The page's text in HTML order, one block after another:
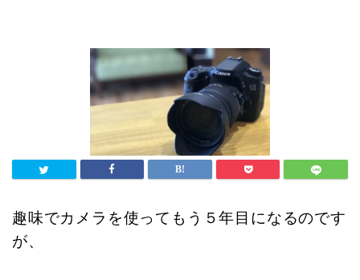
趣味でカメラを使ってもう５年目になるのです
が、